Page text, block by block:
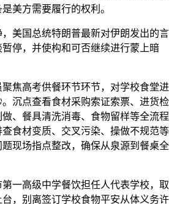
美方需要履行的权利。
国总统特朗普最新对伊朗发出的言
停，并使构和可否继续进行蒙上暗
高考供餐环节环节，对学校食堂进
沉点查看食材采购索证索票、进货检
、餐具清洗消毒、食物留样等全流程
食材变质、交叉污染、操做不规范等
现场指点整改，确保从泉源到餐桌全
高级中学餐饮担任人代表学校，取
，别离签订学校食物平安从体义务许